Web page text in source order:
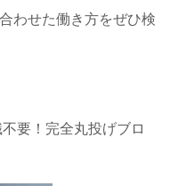
わせた働き方をぜひ検
要！完全丸投げブロ